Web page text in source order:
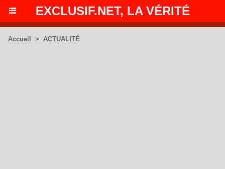
EXCLUSIF.NET, LA VÉRITÉ
Accueil > ACTUALITÉ